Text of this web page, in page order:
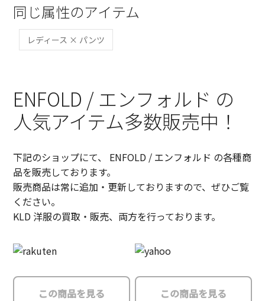
同じ属性のアイテム
レディース × パンツ
ENFOLD / エンフォルド の
人気アイテム多数販売中！
下記のショップにて、 ENFOLD / エンフォルド の各種商
品を販売しております。
販売商品は常に追加・更新しておりますので、ぜひご覧
ください。
KLD 洋服の買取・販売、両方を行っております。
この商品を見る この商品を見る